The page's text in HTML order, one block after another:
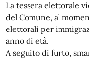
La tessera elettorale
del Comune, al
elettorali per
anno di età.
A seguito di furto,